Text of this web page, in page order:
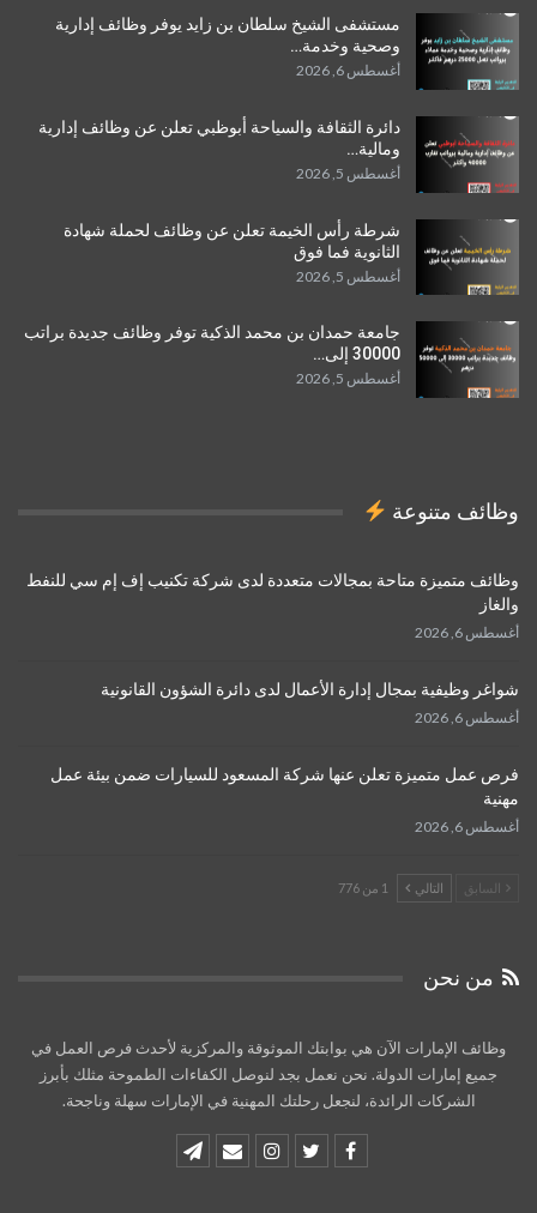
مستشفى الشيخ سلطان بن زايد يوفر وظائف إدارية
وصحية وخدمة…
أغسطس 6, 2026
دائرة الثقافة والسياحة أبوظبي تعلن عن وظائف إدارية
ومالية…
أغسطس 5, 2026
شرطة رأس الخيمة تعلن عن وظائف لحملة شهادة
الثانوية فما فوق
أغسطس 5, 2026
جامعة حمدان بن محمد الذكية توفر وظائف جديدة براتب
30000 إلى…
أغسطس 5, 2026
وظائف متنوعة
وظائف متميزة متاحة بمجالات متعددة لدى شركة تكنيب إف إم سي للنفط
والغاز
أغسطس 6, 2026
شواغر وظيفية بمجال إدارة الأعمال لدى دائرة الشؤون القانونية
أغسطس 6, 2026
فرص عمل متميزة تعلن عنها شركة المسعود للسيارات ضمن بيئة عمل
مهنية
أغسطس 6, 2026
السابق التالي 1 من 776
من نحن
وظائف الإمارات الآن هي بوابتك الموثوقة والمركزية لأحدث فرص العمل في
جميع إمارات الدولة. نحن نعمل بجد لنوصل الكفاءات الطموحة مثلك بأبرز
الشركات الرائدة، لنجعل رحلتك المهنية في الإمارات سهلة وناجحة.